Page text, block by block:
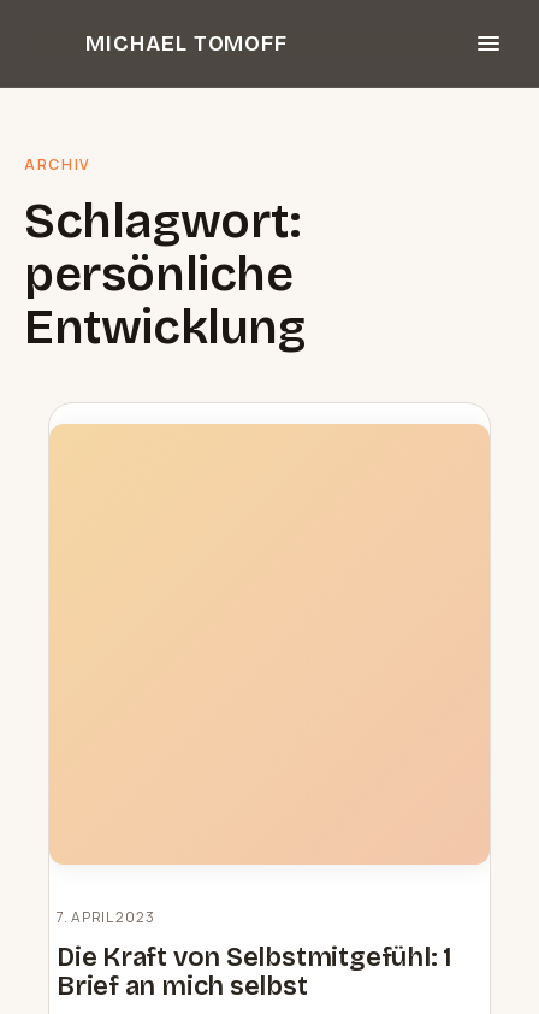
MICHAEL TOMOFF
ARCHIV
Schlagwort:
persönliche
Entwicklung
7. APRIL 2023
Die Kraft von Selbstmitgefühl: 1
Brief an mich selbst